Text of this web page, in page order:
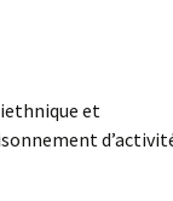
et